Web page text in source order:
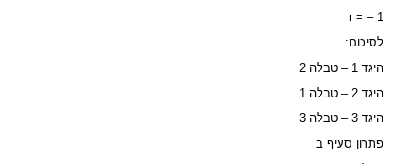
r = – 1
לסיכום:
היגד 1 – טבלה 2
היגד 2 – טבלה 1
היגד 3 – טבלה 3
פתרון סעיף ב